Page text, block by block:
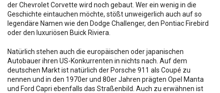
der Chevrolet Corvette wird noch gebaut. Wer ein wenig in die
Geschichte eintauchen möchte, stößt unweigerlich auch auf so
legendäre Namen wie den Dodge Challenger, den Pontiac Firebird
oder den luxuriösen Buick Riviera.
Natürlich stehen auch die europäischen oder japanischen
Autobauer ihren US-Konkurrenten in nichts nach. Auf dem
deutschen Markt ist natürlich der Porsche 911 als Coupé zu
nennen und in den 1970er und 80er Jahren prägten Opel Manta
und Ford Capri ebenfalls das Straßenbild. Auch zu erwähnen ist